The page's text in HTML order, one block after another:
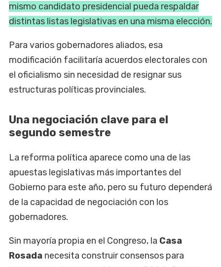
mismo candidato presidencial pueda respaldar
distintas listas legislativas en una misma elección.
Para varios gobernadores aliados, esa
modificación facilitaría acuerdos electorales con
el oficialismo sin necesidad de resignar sus
estructuras políticas provinciales.
Una negociación clave para el
segundo semestre
La reforma política aparece como una de las
apuestas legislativas más importantes del
Gobierno para este año, pero su futuro dependerá
de la capacidad de negociación con los
gobernadores.
Sin mayoría propia en el Congreso, la Casa
Rosada necesita construir consensos para